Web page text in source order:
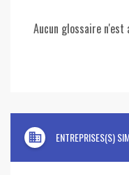
Aucun glossaire
domain ENTREPRISES(S)